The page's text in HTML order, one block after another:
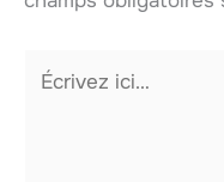
Écrivez